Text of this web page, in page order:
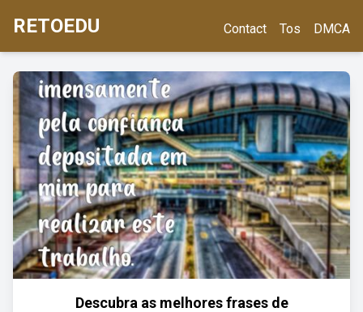
RETOEDU Contact Tos DMCA
Descubra as melhores frases de